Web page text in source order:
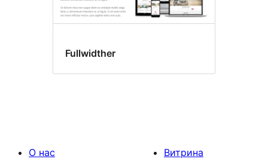
Fullwidther
О нас
Витрина